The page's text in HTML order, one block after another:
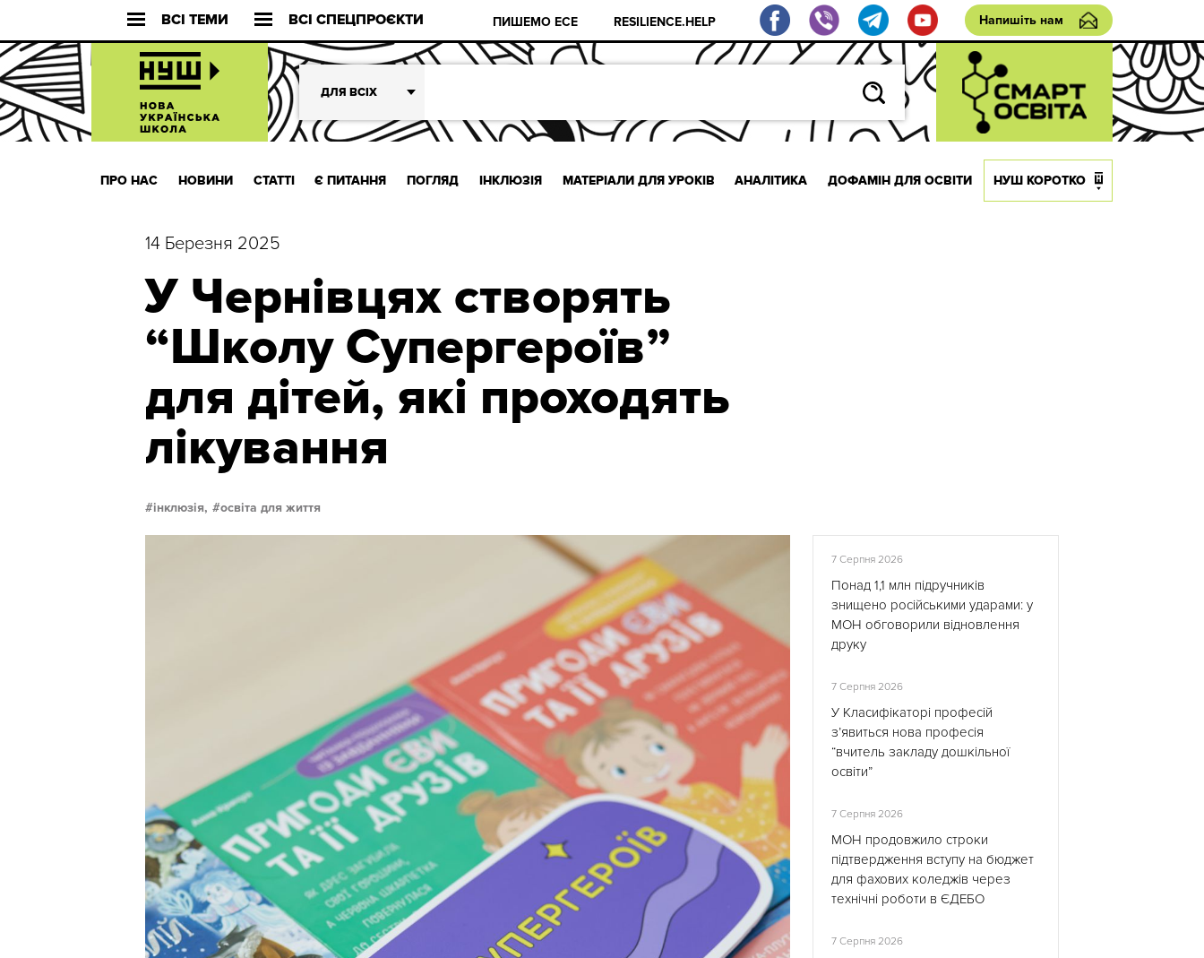
ВСІ ТЕМИ ВСІ СПЕЦПРОЄКТИ ПИШЕМО ЕСЕ RESILIENCE.HELP Напишіть нам
ДЛЯ ВСІХ
ПРО НАС НОВИНИ СТАТТІ Є ПИТАННЯ ПОГЛЯД ІНКЛЮЗІЯ МАТЕРІАЛИ ДЛЯ УРОКІВ АНАЛІТИКА ДОФАМІН ДЛЯ ОСВІТИ НУШ КОРОТКО
14 Березня 2025
У Чернівцях створять
“Школу Супергероїв”
для дітей, які проходять
лікування
інклюзія, освіта для життя
7 Серпня 2026
Понад 1,1 млн підручників
знищено російськими ударами: у
МОН обговорили відновлення
друку
7 Серпня 2026
У Класифікаторі професій
з’явиться нова професія
“вчитель закладу дошкільної
освіти”
7 Серпня 2026
МОН продовжило строки
підтвердження вступу на бюджет
для фахових коледжів через
технічні роботи в ЄДЕБО
7 Серпня 2026